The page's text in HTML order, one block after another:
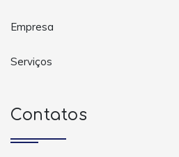
Empresa
Serviços
Contatos